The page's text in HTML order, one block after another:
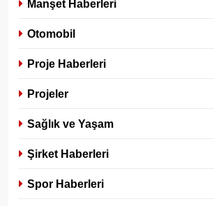
Manşet Haberleri
Otomobil
Proje Haberleri
Projeler
Sağlık ve Yaşam
Şirket Haberleri
Spor Haberleri